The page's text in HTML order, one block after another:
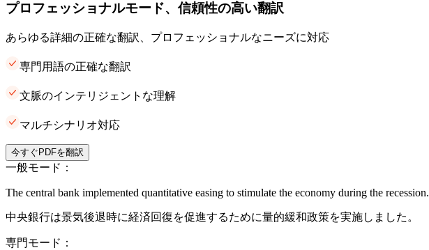
プロフェッショナルモード、信頼性の高い翻訳
あらゆる詳細の正確な翻訳、プロフェッショナルなニーズに対応
専門用語の正確な翻訳
文脈のインテリジェントな理解
マルチシナリオ対応
今すぐPDFを翻訳
一般モード：
The central bank implemented quantitative easing to stimulate the economy during the recession.
中央銀行は景気後退時に経済回復を促進するために量的緩和政策を実施しました。
専門モード：